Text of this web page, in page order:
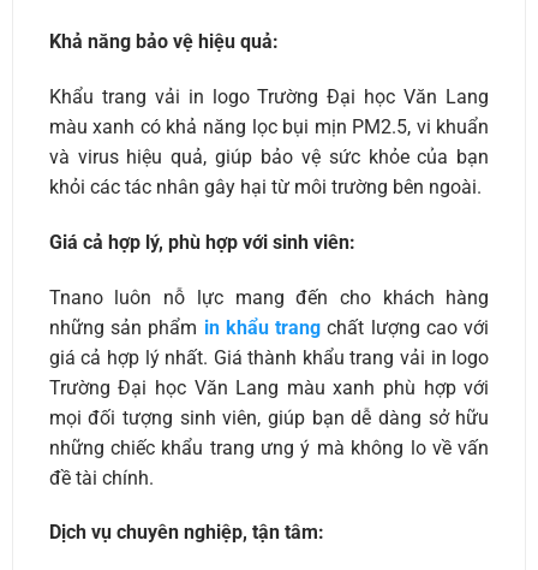
Khả năng bảo vệ hiệu quả:
Khẩu trang vải in logo Trường Đại học Văn Lang
màu xanh có khả năng lọc bụi mịn PM2.5, vi khuẩn
và virus hiệu quả, giúp bảo vệ sức khỏe của bạn
khỏi các tác nhân gây hại từ môi trường bên ngoài.
Giá cả hợp lý, phù hợp với sinh viên:
Tnano luôn nỗ lực mang đến cho khách hàng
những sản phẩm in khẩu trang chất lượng cao với
giá cả hợp lý nhất. Giá thành khẩu trang vải in logo
Trường Đại học Văn Lang màu xanh phù hợp với
mọi đối tượng sinh viên, giúp bạn dễ dàng sở hữu
những chiếc khẩu trang ưng ý mà không lo về vấn
đề tài chính.
Dịch vụ chuyên nghiệp, tận tâm: